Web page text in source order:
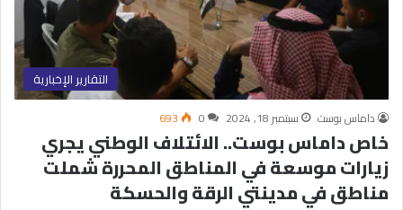
التقارير الإخبارية
داماس بوست سبتمبر 18, 2024 0
693
خاص داماس بوست.. الائتلاف الوطني يجري
زيارات موسعة في المناطق المحررة شملت
مناطق في مدينتي الرقة والحسكة